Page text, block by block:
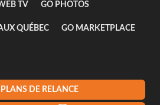
TV GO PHOTOS
QUÉBEC GO MARKETPLACE
PLANS DE RELANCE